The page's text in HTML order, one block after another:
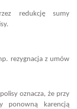
redukcję sumy
rezygnacja z umów
oznacza, że przy
ponowną karencją